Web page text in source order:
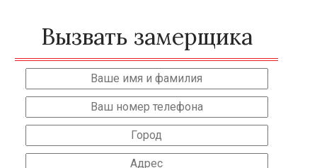
Вызвать замерщика